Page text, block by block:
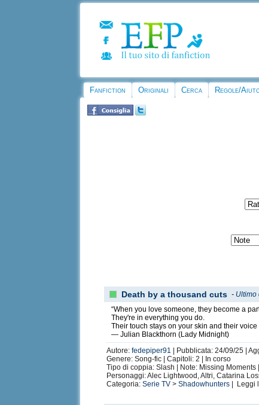
Fanfiction Originali Cerca Regole/
Death by a thousand cuts - Ultimo
“When you love someone, they become a
They're in everything you do.
Their touch stays on your skin and their
— Julian Blackthorn (Lady Midnight)
Autore:fedepiper91
| Pubblicata: 24/09/25 |
Genere: Song-fic | Capitoli: 2 | In corso
Tipo di coppia: Slash | Note: Missing Moments
Personaggi: Alec Lightwood, Altri, Catarina
Categoria:Serie TV >Shadowhunters | Leggi